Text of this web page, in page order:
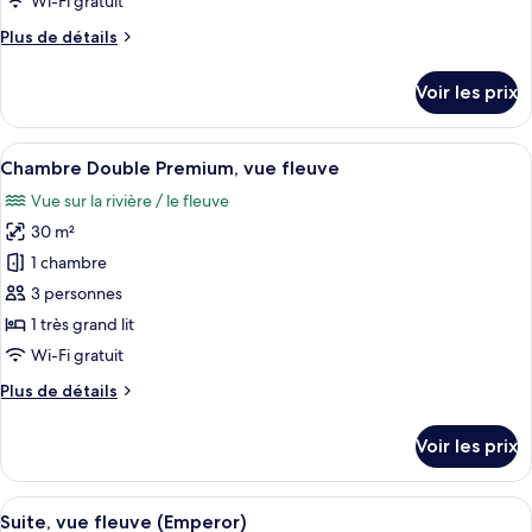
type
de
Villa
Plus de détails
Plus
le
type
de
Villa
Voir les prix
Afficher
toutes
les
photos
pour
ce
type
de
chambre :
Chambre
vue
fleuve
Chambre Double Premium, vue
5
Chambre Double Premium, vue fleuve
Vue sur la rivière / le fleuve
30 m²
1 chambre
3 personnes
1 très grand lit
Wi-Fi gratuit
Plus de détails
Plus
le
type
de
Voir les prix
Afficher
Une chambre d’hôtel moderne
11
Suite, vue fleuve (Emperor)